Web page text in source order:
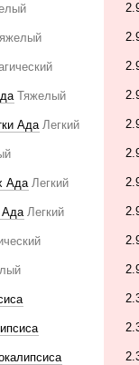
Тяжелый
Ада Легкий
Ада Легкий
Ада Легкий